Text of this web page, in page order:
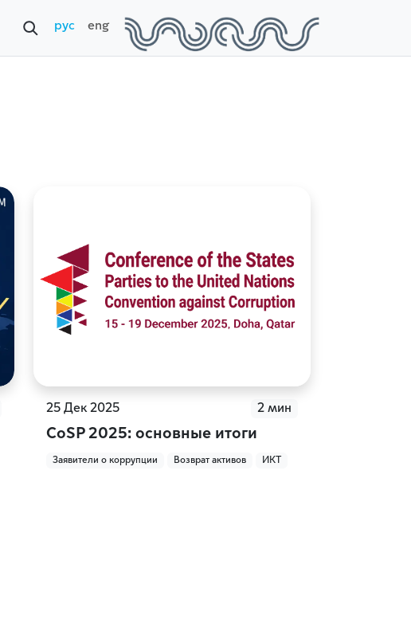
рус eng
25 Дек 2025 2 мин
CoSP 2025: основные итоги
Заявители о коррупции Возврат активов ИКТ